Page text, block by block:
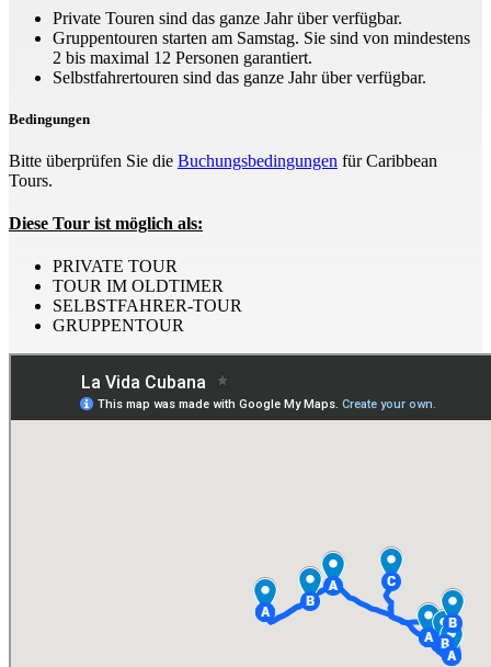
Private Touren sind das ganze Jahr über verfügbar.
Gruppentouren starten am Samstag. Sie sind von mindestens
2 bis maximal 12 Personen garantiert.
Selbstfahrertouren sind das ganze Jahr über verfügbar.
Bedingungen
Bitte überprüfen Sie die Buchungsbedingungen für Caribbean
Tours.
Diese Tour ist möglich als:
PRIVATE TOUR
TOUR IM OLDTIMER
SELBSTFAHRER-TOUR
GRUPPENTOUR